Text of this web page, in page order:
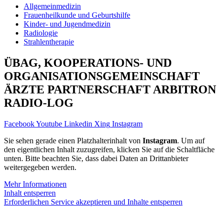
Allgemeinmedizin
Frauenheilkunde und Geburtshilfe
Kinder- und Jugendmedizin
Radiologie
Strahlentherapie
ÜBAG, KOOPERATIONS- UND
ORGANISATIONS­GEMEINSCHAFT
ÄRZTE PARTNERSCHAFT ARBITRON
RADIO-LOG
FacebookYoutube Linkedin Xing Instagram
Sie sehen gerade einen Platzhalterinhalt von Instagram. Um auf
den eigentlichen Inhalt zuzugreifen, klicken Sie auf die Schaltfläche
unten. Bitte beachten Sie, dass dabei Daten an Drittanbieter
weitergegeben werden.
Mehr Informationen
Inhalt entsperren
Erforderlichen Service akzeptieren und Inhalte entsperren